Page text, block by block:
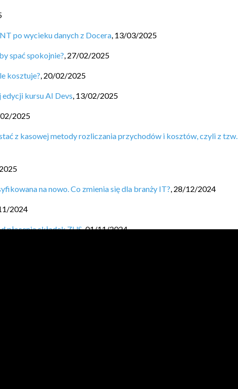
po wycieku danych z Docera, 13/03/2025
spać spokojnie?, 27/02/2025
kosztuje?, 20/02/2025
kursu AI Devs, 13/02/2025
2025
z kasowej metody rozliczania przychodów i kosztów, czyli z tzw.
na nowo. Co zmienia się dla branży IT?, 28/12/2024
2024
płacenia składek ZUS,01/11/2024